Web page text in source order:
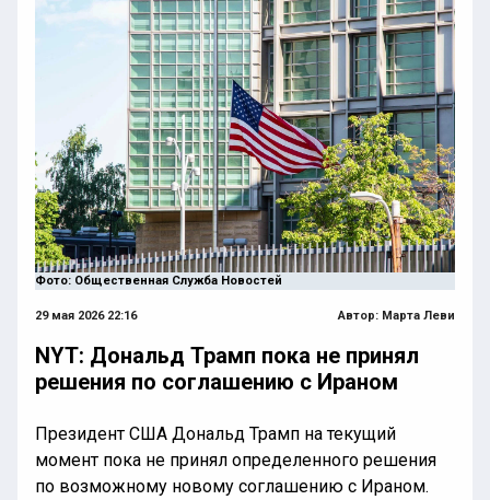
Фото: Общественная Служба Новостей
29 мая 2026 22:16 Автор: Марта Леви
NYT: Дональд Трамп пока не принял
решения по соглашению с Ираном
Президент США Дональд Трамп на текущий
момент пока не принял определенного решения
по возможному новому соглашению с Ираном.